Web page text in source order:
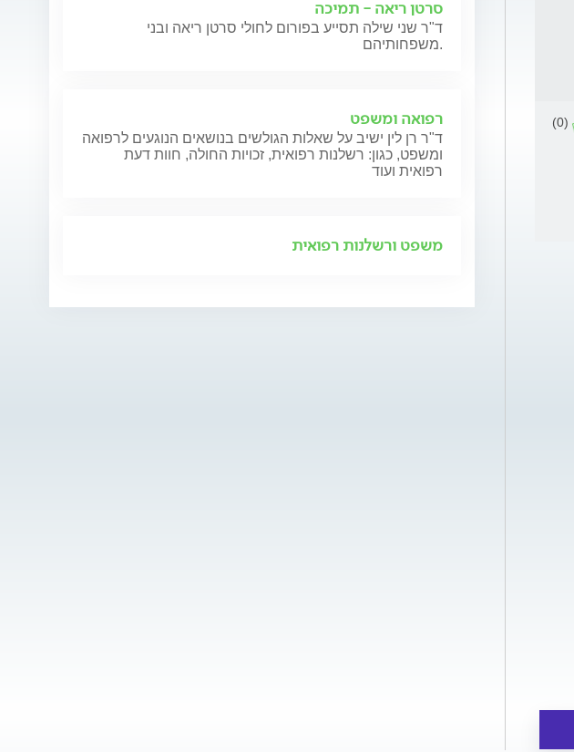
(0)
סרטן ריאה - תמיכה
ד"ר שני שילה תסייע בפורום לחולי סרטן ריאה ובני
משפחותיהם.
רפואה ומשפט
ד"ר רן לין ישיב על שאלות הגולשים בנושאים הנוגעים לרפואה
ומשפט, כגון: רשלנות רפואית, זכויות החולה, חוות דעת
רפואית ועוד
משפט ורשלנות רפואית